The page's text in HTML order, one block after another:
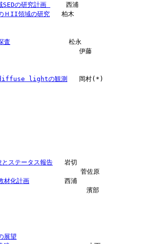
の研究計画
    西浦
ＨII領域の研究
   柏木
査
               松永
伊藤
lightの観測
   岡村(*)
とステータス報告
   岩切
菅佐原
材化計画
         西浦
濱部
展望